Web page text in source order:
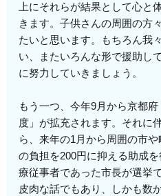
上にそれらが結果として心と
きます。子供さんの周囲の方
たいと思います。もちろん我
い、またいろんな形で援助し
に努力していきましょう。
もう一つ、今年9月から京都
度」が拡充されます。それに
ら、来年の1月から周囲の市
の負担を200円に抑える助成
療従事者であった市長が選挙
皮肉な話でもあり、しかも数